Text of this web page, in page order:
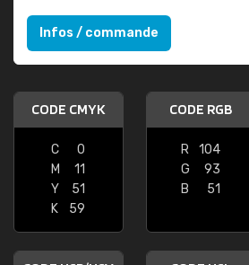
Infos / commande
CODE CMYK
C
0
M
11
Y
51
K
59
CODE RGB
R
104
G
93
B
51